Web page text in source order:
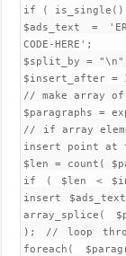
if (
$ads_text =
CODE-HERE';
$split_by =
$insert_after =
// make array of
$paragraphs =
// if array
insert point at
$len = count(
if ( $len <
insert
array_splice(
); // loop
foreach(